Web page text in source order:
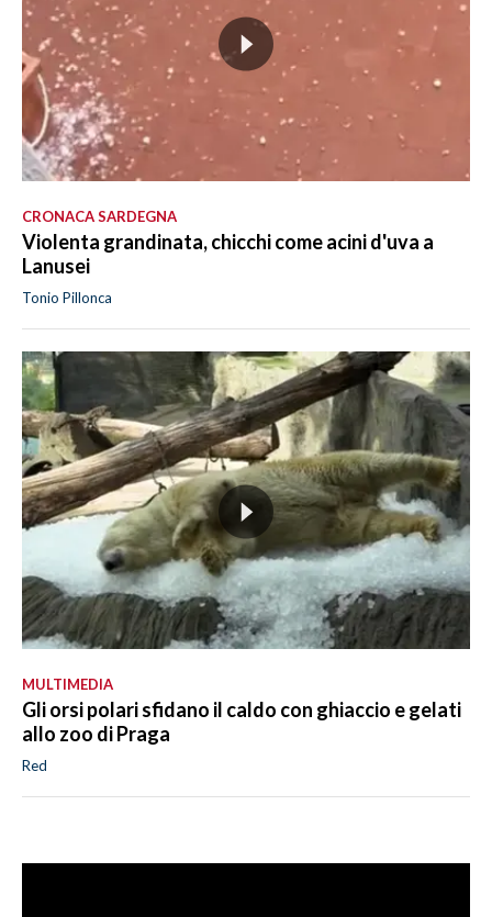
CRONACA SARDEGNA
Violenta grandinata, chicchi come acini d'uva a
Lanusei
Tonio Pillonca
MULTIMEDIA
Gli orsi polari sfidano il caldo con ghiaccio e gelati
allo zoo di Praga
Red